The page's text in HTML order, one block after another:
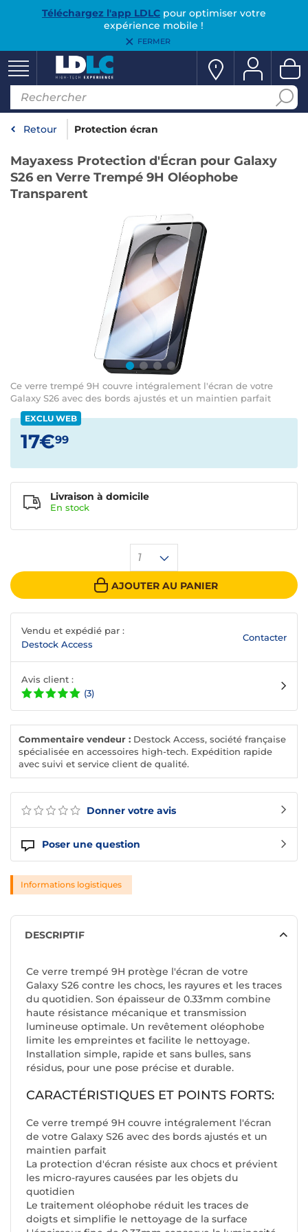
Téléchargez l'app LDLCpour optimiser votre
expérience mobile !
FERMER
Retour Protection écran
Mayaxess Protection d'Écran pour Galaxy
S26 en Verre Trempé 9H Oléophobe
Transparent
Ce verre trempé 9H couvre intégralement l'écran de votre
Galaxy S26 avec des bords ajustés et un maintien parfait
Donner votre avis
Poser une question
EXCLU WEB
17€99
1
AJOUTER AU PANIER
Livraison à domicile
En stock
Vendu et expédié par :
Destock Access
Contacter
Avis client :
(3)
Commentaire vendeur : Destock Access, société française
spécialisée en accessoires high-tech. Expédition rapide
avec suivi et service client de qualité.
Informations logistiques
DESCRIPTIF
Ce verre trempé 9H protège l'écran de votre
Galaxy S26 contre les chocs, les rayures et les traces
du quotidien. Son épaisseur de 0.33mm combine
haute résistance mécanique et transmission
lumineuse optimale. Un revêtement oléophobe
limite les empreintes et facilite le nettoyage.
Installation simple, rapide et sans bulles, sans
résidus, pour une pose précise et durable.
CARACTÉRISTIQUES ET POINTS FORTS:
Ce verre trempé 9H couvre intégralement l'écran
de votre Galaxy S26 avec des bords ajustés et un
maintien parfait
La protection d'écran résiste aux chocs et prévient
les micro-rayures causées par les objets du
quotidien
Le traitement oléophobe réduit les traces de
doigts et simplifie le nettoyage de la surface